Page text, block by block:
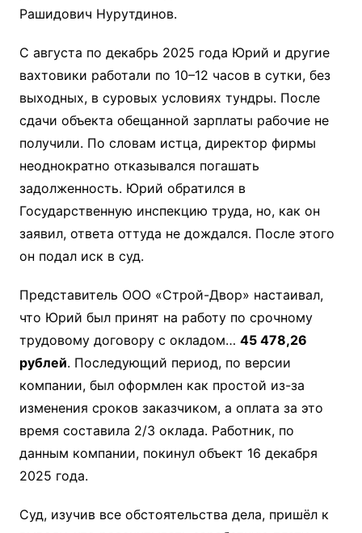
Рашидович Нурутдинов.
С августа по декабрь 2025 года Юрий и другие
вахтовики работали по 10–12 часов в сутки, без
выходных, в суровых условиях тундры. После
сдачи объекта обещанной зарплаты рабочие не
получили. По словам истца, директор фирмы
неоднократно отказывался погашать
задолженность. Юрий обратился в
Государственную инспекцию труда, но, как он
заявил, ответа оттуда не дождался. После этого
он подал иск в суд.
Представитель ООО «Строй-Двор» настаивал,
что Юрий был принят на работу по срочному
трудовому договору с окладом… 45 478,26
рублей. Последующий период, по версии
компании, был оформлен как простой из-за
изменения сроков заказчиком, а оплата за это
время составила 2/3 оклада. Работник, по
данным компании, покинул объект 16 декабря
2025 года.
Суд, изучив все обстоятельства дела, пришёл к